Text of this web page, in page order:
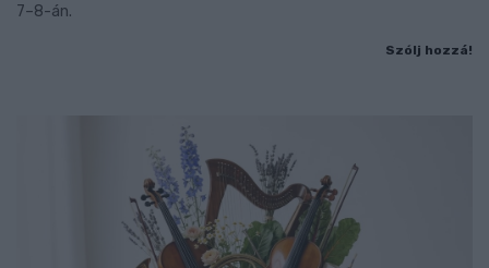
7–8-án.
Szólj hozzá!